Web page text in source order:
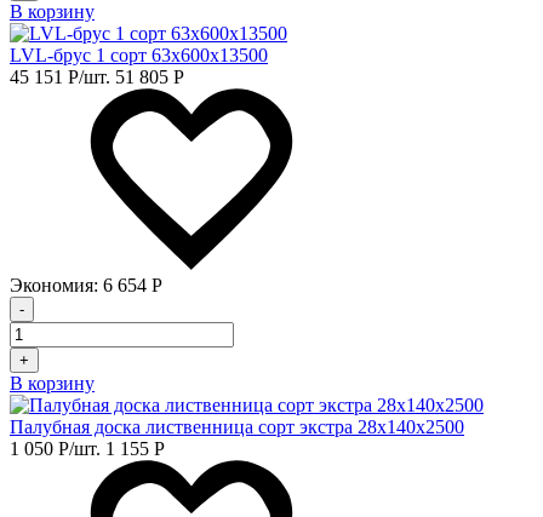
В корзину
LVL-брус 1 сорт 63х600х13500
45 151 Р/шт. 51 805 Р
Экономия: 6 654 Р
-
+
В корзину
Палубная доска лиственница сорт экстра 28х140х2500
1 050 Р/шт. 1 155 Р